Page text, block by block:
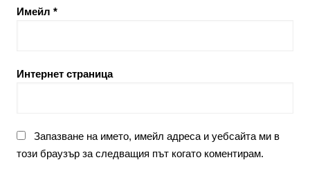
Имейл *
Интернет страница
Запазване на името, имейл адреса и уебсайта ми в
този браузър за следващия път когато коментирам.